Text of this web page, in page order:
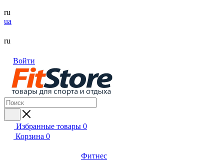
ru
ua
ru
Войти
Избранные товары 0
Корзина 0
Фитнес